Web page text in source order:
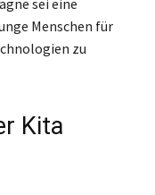
Menschen für
zu
Kita